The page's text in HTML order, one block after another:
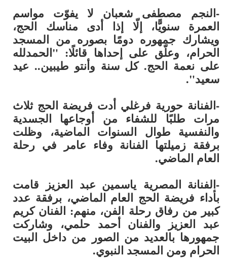
-النجم مصطفى شعبان لا يفوّت مواسم
العمرة سنويًّا، إلّا إذا أدى مناسك الحج،
ويشارك جمهوره دومًا بصوره من المسجد
الحرام، وعلّق على إحداها قائلًا: "الحمدلله
على نعمة الحج. كل سنة وأنتو طيبين.. عيد
سعيد".
-الفنانة حورية فرغليأدت فريضة الحج ثلاث
مرات طلبًا للشفاء من أوجاعها الجسدية
والنفسية طوال السنوات الماضية، وظلت
برفقة زميلتها الفنانة وفاء عامر في رحلة
العام الماضي.
-الفنانة المصريةياسمين عبد العزيز قامت
بأداء فريضة الحج العام الماضي، برفقة عدد
كبير من رفاق رحلة الفن، منهم: الفنان كريم
عبد العزيز والفنان أحمد حلمي، وشاركت
جمهورها بالعديد من الصور من داخل البيت
الحرام ومن المسجد النبوي.